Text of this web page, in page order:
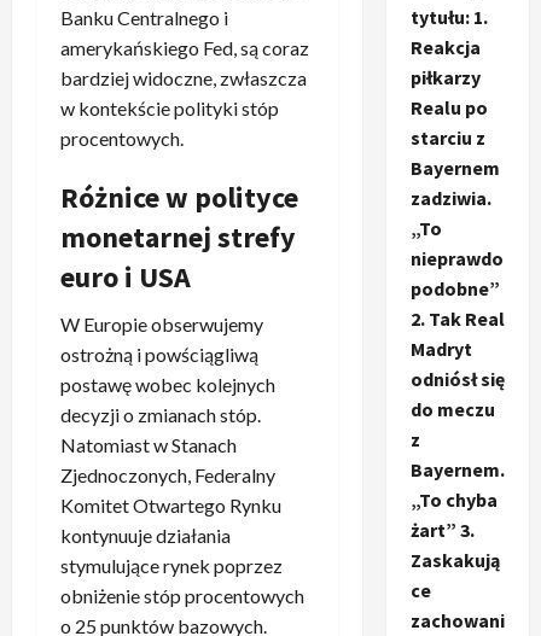
Banku Centralnego i
amerykańskiego Fed, są coraz
bardziej widoczne, zwłaszcza
w kontekście polityki stóp
procentowych.
Różnice w polityce
monetarnej strefy
euro i USA
W Europie obserwujemy
ostrożną i powściągliwą
postawę wobec kolejnych
decyzji o zmianach stóp.
Natomiast w Stanach
Zjednoczonych, Federalny
Komitet Otwartego Rynku
kontynuuje działania
stymulujące rynek poprzez
obniżenie stóp procentowych
o 25 punktów bazowych.
tytułu: 1.
Reakcja
piłkarzy
Realu po
starciu z
Bayernem
zadziwia.
„To
nieprawdo
podobne”
2. Tak Real
Madryt
odniósł się
do meczu
z
Bayernem.
„To chyba
żart” 3.
Zaskakują
ce
zachowani